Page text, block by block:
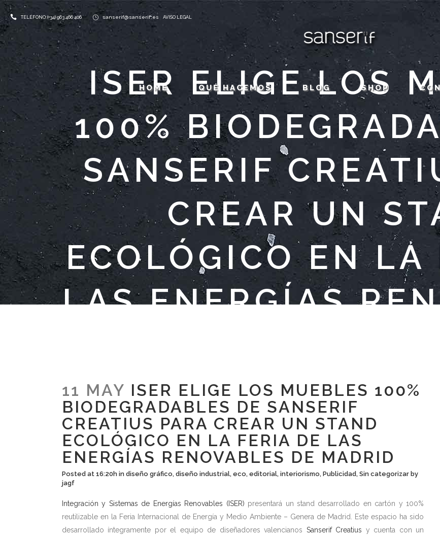
TELÉFONO: (+34) 963 466 406 sanserif@sanserif.es AVISO LEGAL
HOME QUÉ HACEMOS BLOG SHOP
ISER ELIGE LOS
100%
SANSERIF
CREAR UN
ECOLÓGICO EN LA
LAS ENERGÍAS
11 MAY ISER ELIGE LOS MUEBLES 100%
BIODEGRADABLES DE SANSERIF
CREATIUS PARA CREAR UN STAND
ECOLÓGICO EN LA FERIA DE LAS
ENERGÍAS RENOVABLES DE MADRID
Posted at 16:20h in diseño gráfico, diseño industrial, eco, editorial, interiorismo, Publicidad, Sin categorizar by
jagf
Integración y Sistemas de Energías Renovables (ISER) presentará un stand desarrollado en cartón y 100%
reutilizable en la Feria Internacional de Energía y Medio Ambiente – Genera de Madrid. Este espacio ha sido
desarrollado íntegramente por el equipo de diseñadores valencianos Sanserif Creatius y cuenta con un